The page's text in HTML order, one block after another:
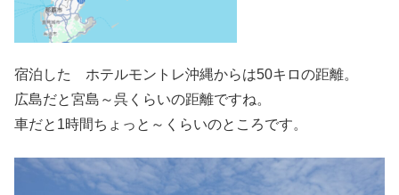
宿泊した ホテルモントレ沖縄からは50キロの距離。
広島だと宮島～呉くらいの距離ですね。
車だと1時間ちょっと～くらいのところです。